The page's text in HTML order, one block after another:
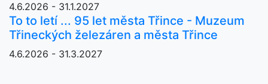
4.6.2026 - 31.1.2027
To to letí ... 95 let města Třince - Muzeum
Třineckých železáren a města Třince
4.6.2026 - 31.3.2027